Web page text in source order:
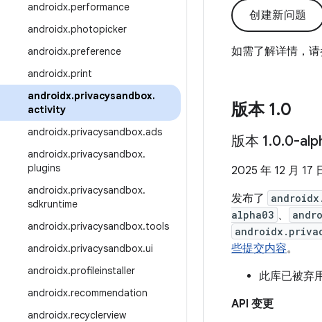
androidx.performance
androidx.photopicker
androidx.preference
androidx.print
androidx.privacysandbox.
activity
androidx.privacysandbox.ads
androidx.privacysandbox.
plugins
androidx.privacysandbox.
sdkruntime
androidx.privacysandbox.tools
androidx.privacysandbox.ui
androidx.profileinstaller
androidx.recommendation
androidx.recyclerview
创建新问题
如需了解详情，请
版本 1.0
版本 1.0.0-
2025 年 12 月 17
发布了
alpha03 、
些提交内容。
此库已被弃
API 变更